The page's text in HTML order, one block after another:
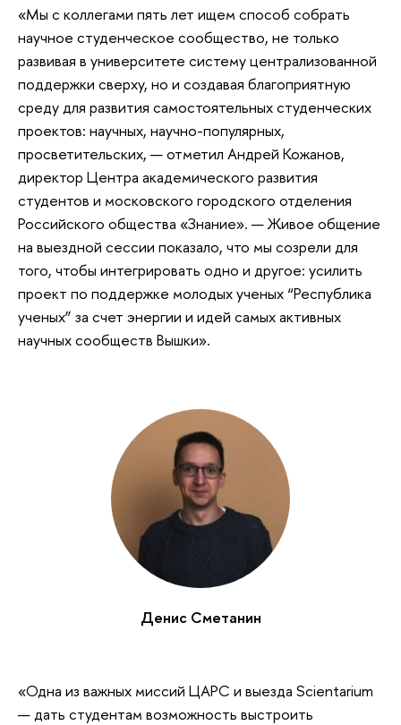
«Мы с коллегами пять лет ищем способ собрать
научное студенческое сообщество, не только
развивая в университете систему централизованной
поддержки сверху, но и создавая благоприятную
среду для развития самостоятельных студенческих
проектов: научных, научно-популярных,
просветительских, — отметил Андрей Кожанов,
директор Центра академического развития
студентов и московского городского отделения
Российского общества «Знание». — Живое общение
на выездной сессии показало, что мы созрели для
того, чтобы интегрировать одно и другое: усилить
проект по поддержке молодых ученых “Республика
ученых” за счет энергии и идей самых активных
научных сообществ Вышки».
Денис Сметанин
«Одна из важных миссий ЦАРС и выезда Scientarium
— дать студентам возможность выстроить